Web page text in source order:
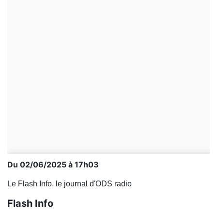
Du 02/06/2025 à 17h03
Le Flash Info, le journal d'ODS radio
Flash Info